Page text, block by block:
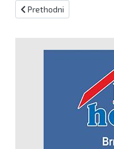
Prethodni članak:
Prethodni